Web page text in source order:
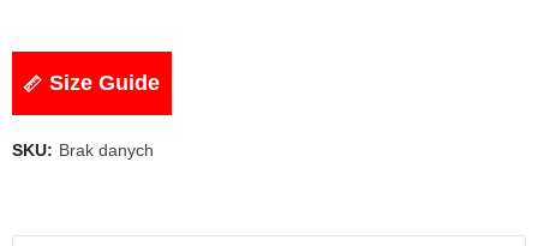
Size Guide
SKU: Brak danych